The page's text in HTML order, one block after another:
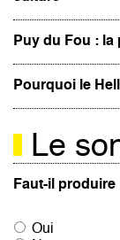
Puy du Fou :
Pourquoi le
Le
Faut-il
Oui